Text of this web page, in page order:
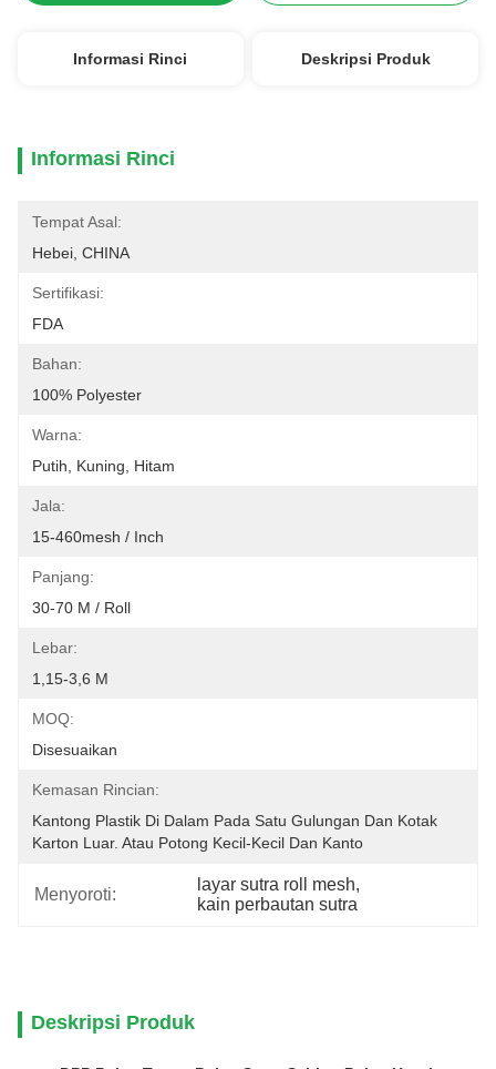
Informasi Rinci Deskripsi Produk
Informasi Rinci
Tempat Asal:
Hebei, CHINA
Sertifikasi:
FDA
Bahan:
100% Polyester
Warna:
Putih, Kuning, Hitam
Jala:
15-460mesh / Inch
Panjang:
30-70 M / Roll
Lebar:
1,15-3,6 M
MOQ:
Disesuaikan
Kemasan Rincian:
Kantong Plastik Di Dalam Pada Satu Gulungan Dan Kotak
Karton Luar. Atau Potong Kecil-Kecil Dan Kanto
Menyoroti:
layar sutra roll mesh,
kain perbautan sutra
Deskripsi Produk